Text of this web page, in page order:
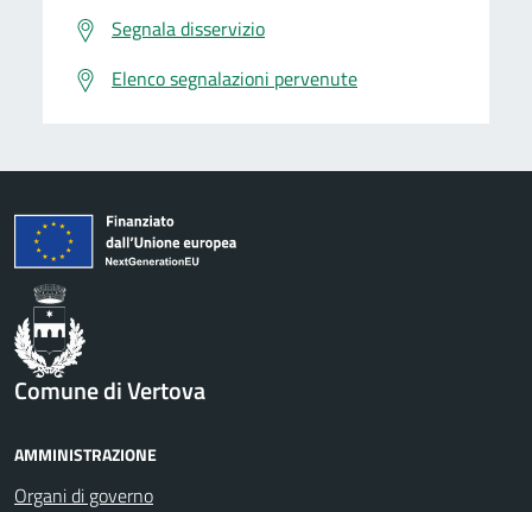
Segnala disservizio
Elenco segnalazioni pervenute
Comune di Vertova
AMMINISTRAZIONE
Organi di governo